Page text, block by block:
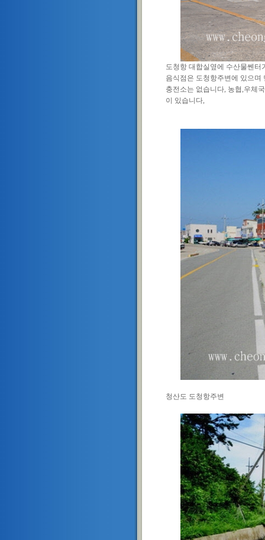
도청항 대합실옆에 수산물쎈터
음식점은 도청항주변에 있으며
충전소는 없습니다, 농협,우체
이 있습니다,
청산도 도청항주변